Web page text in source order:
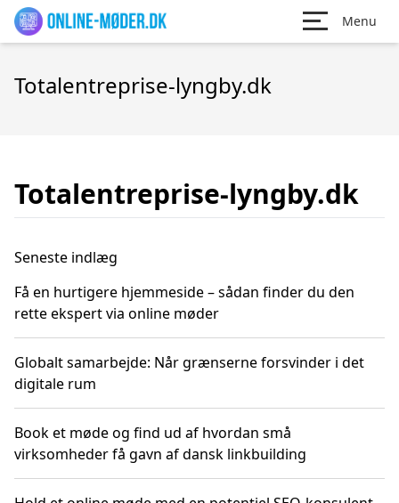
Menu
Totalentreprise-lyngby.dk
Totalentreprise-lyngby.dk
Seneste indlæg
Få en hurtigere hjemmeside – sådan finder du den
rette ekspert via online møder
Globalt samarbejde: Når grænserne forsvinder i det
digitale rum
Book et møde og find ud af hvordan små
virksomheder få gavn af dansk linkbuilding